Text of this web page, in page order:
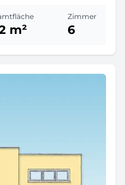
m²
Zimmer
6